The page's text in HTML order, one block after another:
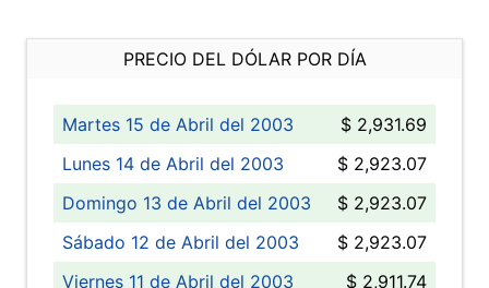
PRECIO DEL DÓLAR POR DÍA
Martes 15 de Abril del 2003
$ 2,931.69
Lunes 14 de Abril del 2003
$ 2,923.07
Domingo 13 de Abril del 2003
$ 2,923.07
Sábado 12 de Abril del 2003
$ 2,923.07
Viernes 11 de Abril del 2003
$ 2,911.74